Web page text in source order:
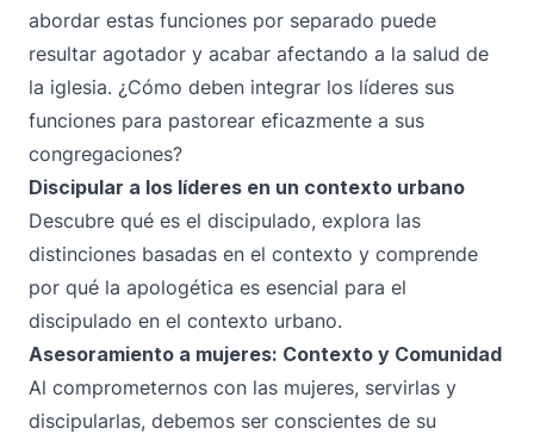
abordar estas funciones por separado puede
resultar agotador y acabar afectando a la salud de
la iglesia. ¿Cómo deben integrar los líderes sus
funciones para pastorear eficazmente a sus
congregaciones?
Discipular a los líderes en un contexto urbano
Descubre qué es el discipulado, explora las
distinciones basadas en el contexto y comprende
por qué la apologética es esencial para el
discipulado en el contexto urbano.
Asesoramiento a mujeres: Contexto y Comunidad
Al comprometernos con las mujeres, servirlas y
discipularlas, debemos ser conscientes de su